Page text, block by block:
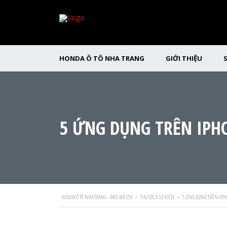
HONDA Ô TÔ NHA TRANG GIỚI THIỆU
5 ỨNG DỤNG TRÊN
HONDA Ô TÔ NHA TRANG - 0905 069 259 > TIN TỨC & SỰ KIỆN > 5 ỨNG DỤNG TRÊN